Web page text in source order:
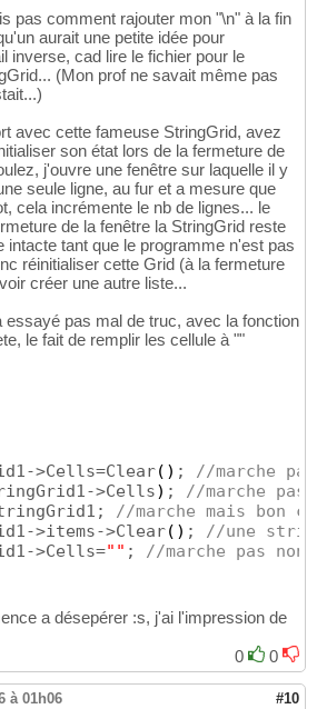
pas comment rajouter mon "\n" à la fin
aurait une petite idée pour
inverse, cad lire le fichier pour le
(Mon prof ne savait même pas
avec cette fameuse StringGrid, avez
son état lors de la fermeture de
j'ouvre une fenêtre sur laquelle il y
seule ligne, au fur et a mesure que
cela incrémente le nb de lignes... le
de la fenêtre la StringGrid reste
intacte tant que le programme n'est pas
réinitialiser cette Grid (à la fermeture
créer une autre liste...
essayé pas mal de truc, avec la fonction
le fait de remplir les cellule à ""
>Cells=Clear( ) ; //marche
>Cells) ; //marche
//marche mais bon
>items->Clear( ) ; //une
>Cells="" ; //marche pas
a désepérer :s, j'ai l'impression de
0
0
à 01h06 #10